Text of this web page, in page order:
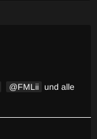
FMLii
und alle